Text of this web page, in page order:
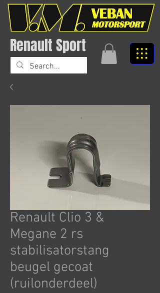
Renault Sport
Renault Clio 3 &
Megane 2 rs
stabilisatorstang
beugel gecoat
(ruilonderdeel)